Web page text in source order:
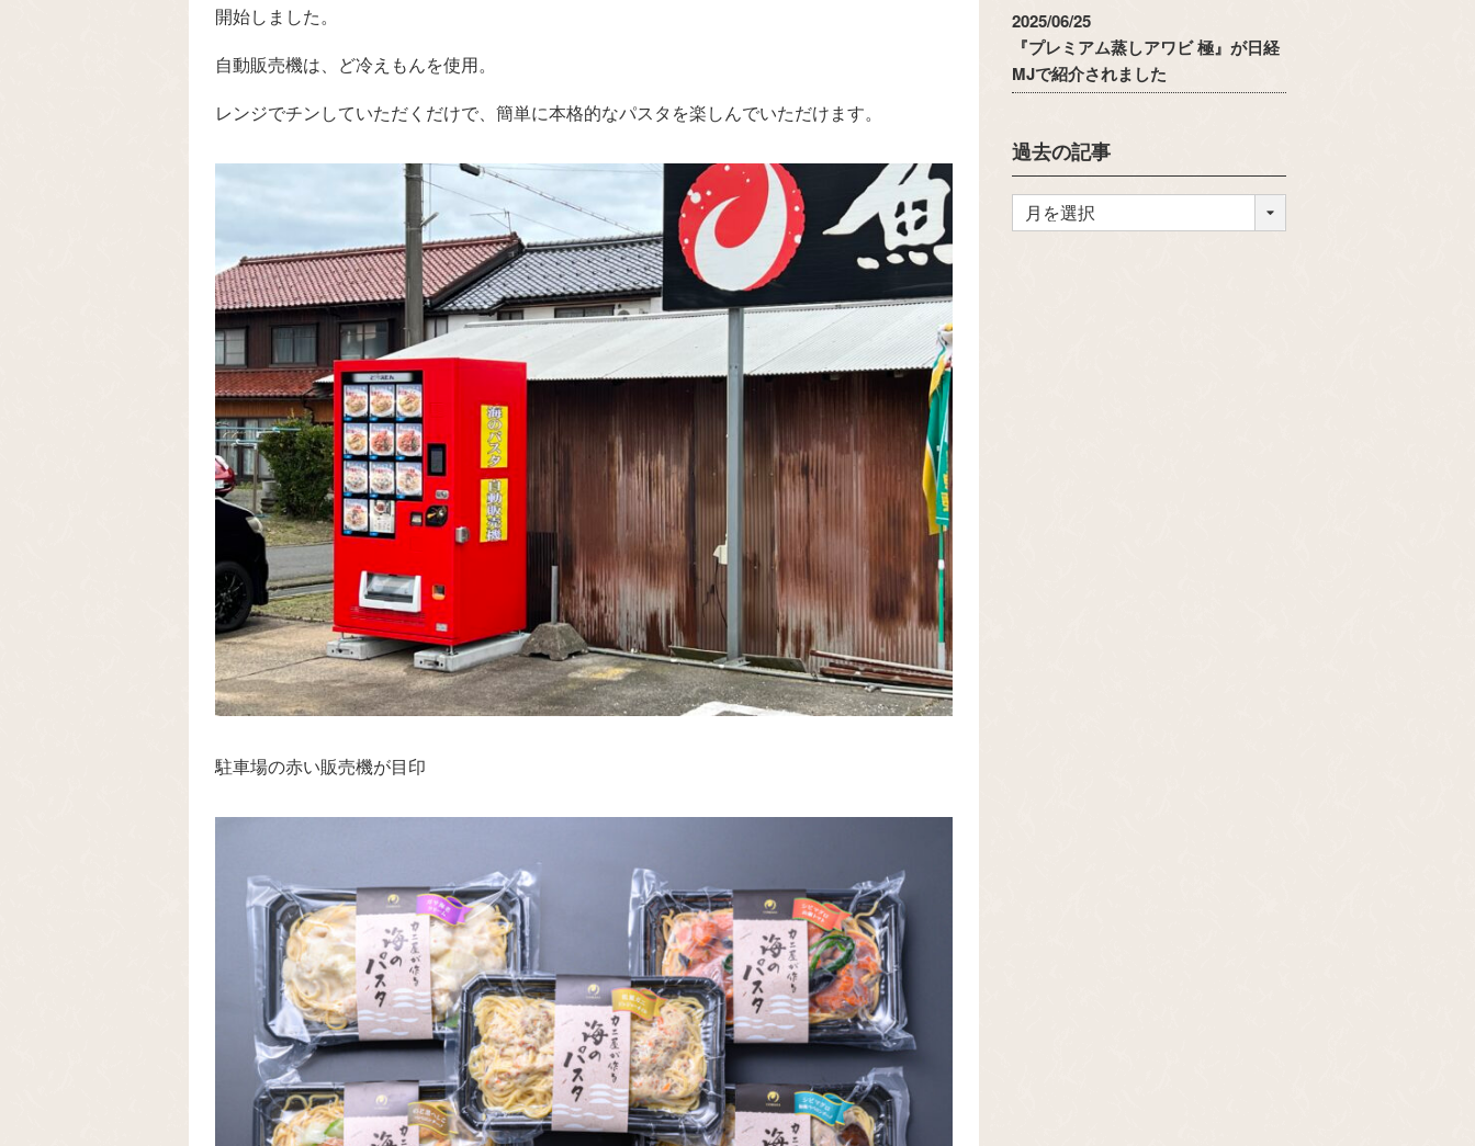
開始しました。
自動販売機は、ど冷えもんを使用。
レンジでチンしていただくだけで、簡単に本格的なパスタを楽しんでいただけます。
駐車場の赤い販売機が目印
2025/06/25
『プレミアム蒸しアワビ 極』が日経
MJで紹介されました
過去の記事